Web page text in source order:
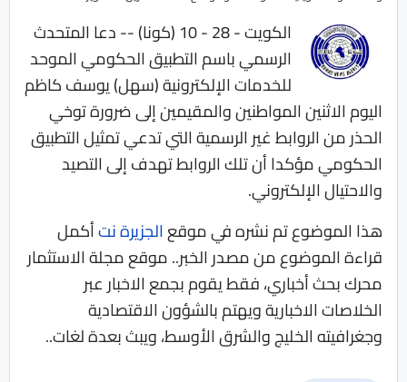
الكويت - 28 - 10 (كونا) -- دعا المتحدث
الرسمي باسم التطبيق الحكومي الموحد
للخدمات الإلكترونية (سهل) يوسف كاظم
اليوم الاثنين المواطنين والمقيمين إلى ضرورة توخي
الحذر من الروابط غير الرسمية التي تدعي تمثيل التطبيق
الحكومي مؤكدا أن تلك الروابط تهدف إلى التصيد
والاحتيال الإلكتروني.
هذا الموضوع تم نشره في موقعالجزيرة نتأكمل
قراءة الموضوع من مصدر الخبر.. موقع مجلة الاستثمار
محرك بحث أخباري، فقط يقوم بجمع الاخبار عبر
الخلاصات الاخبارية ويهتم بالشؤون الاقتصادية
وجغرافيته الخليج والشرق الأوسط، ويبث بعدة لغات..